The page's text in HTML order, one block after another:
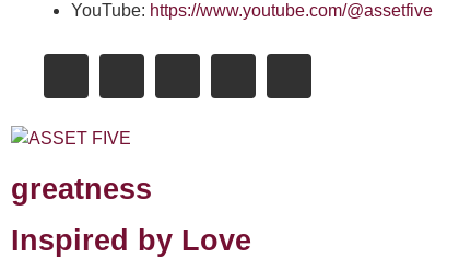
YouTube: https://www.youtube.com/@assetfive
greatness
Inspired by Love